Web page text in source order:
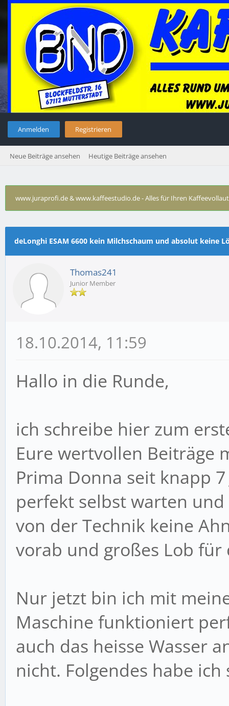
Anmelden Registrieren
Neue Beiträge ansehen Heutige Beiträge ansehen
www.juraprofi.de & www.kaffeestudio.de - Alles für Ihren
Durchschnitt
deLonghi ESAM 6600 kein Milchschaum und absolut keine
Thomas241
Junior Member
18.10.2014, 11:59
Hallo in die Runde,
ich schreibe hier zum
Eure wertvollen Beiträge
Prima Donna seit knapp
perfekt selbst warten
von der Technik keine
vorab und großes Lob
Nur jetzt bin ich mit
Maschine funktioniert
auch das heisse Wasser
nicht. Folgendes habe